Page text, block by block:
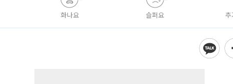
화나요 슬퍼요